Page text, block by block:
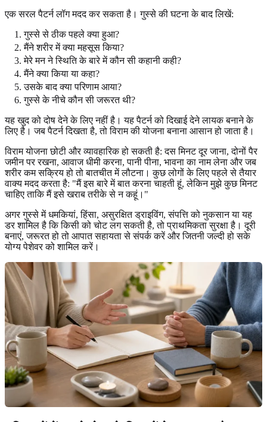
एक सरल पैटर्न लॉग मदद कर सकता है। गुस्से की घटना के बाद लिखें:
गुस्से से ठीक पहले क्या हुआ?
मैंने शरीर में क्या महसूस किया?
मेरे मन ने स्थिति के बारे में कौन सी कहानी कही?
मैंने क्या किया या कहा?
उसके बाद क्या परिणाम आया?
गुस्से के नीचे कौन सी जरूरत थी?
यह खुद को दोष देने के लिए नहीं है। यह पैटर्न को दिखाई देने लायक बनाने के
लिए है। जब पैटर्न दिखता है, तो विराम की योजना बनाना आसान हो जाता है।
विराम योजना छोटी और व्यावहारिक हो सकती है: दस मिनट दूर जाना, दोनों पैर
जमीन पर रखना, आवाज धीमी करना, पानी पीना, भावना का नाम लेना और जब
शरीर कम सक्रिय हो तो बातचीत में लौटना। कुछ लोगों के लिए पहले से तैयार
वाक्य मदद करता है: "मैं इस बारे में बात करना चाहती हूं, लेकिन मुझे कुछ मिनट
चाहिए ताकि मैं इसे खराब तरीके से न कहूं।"
अगर गुस्से में धमकियां, हिंसा, असुरक्षित ड्राइविंग, संपत्ति को नुकसान या यह
डर शामिल है कि किसी को चोट लग सकती है, तो प्राथमिकता सुरक्षा है। दूरी
बनाएं, जरूरत हो तो आपात सहायता से संपर्क करें और जितनी जल्दी हो सके
योग्य पेशेवर को शामिल करें।